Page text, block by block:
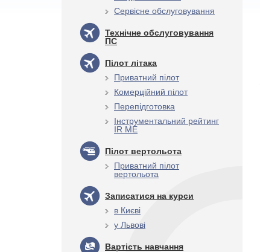
Сервісне обслуговування
Технічне обслуговування
ПС
Пілот літака
Приватний пілот
Комерційний пілот
Перепідготовка
Інструментальний рейтинг
IR ME
Пілот вертольота
Приватний пілот
вертольота
Записатися на курси
в Києві
у Львові
Вартість навчання